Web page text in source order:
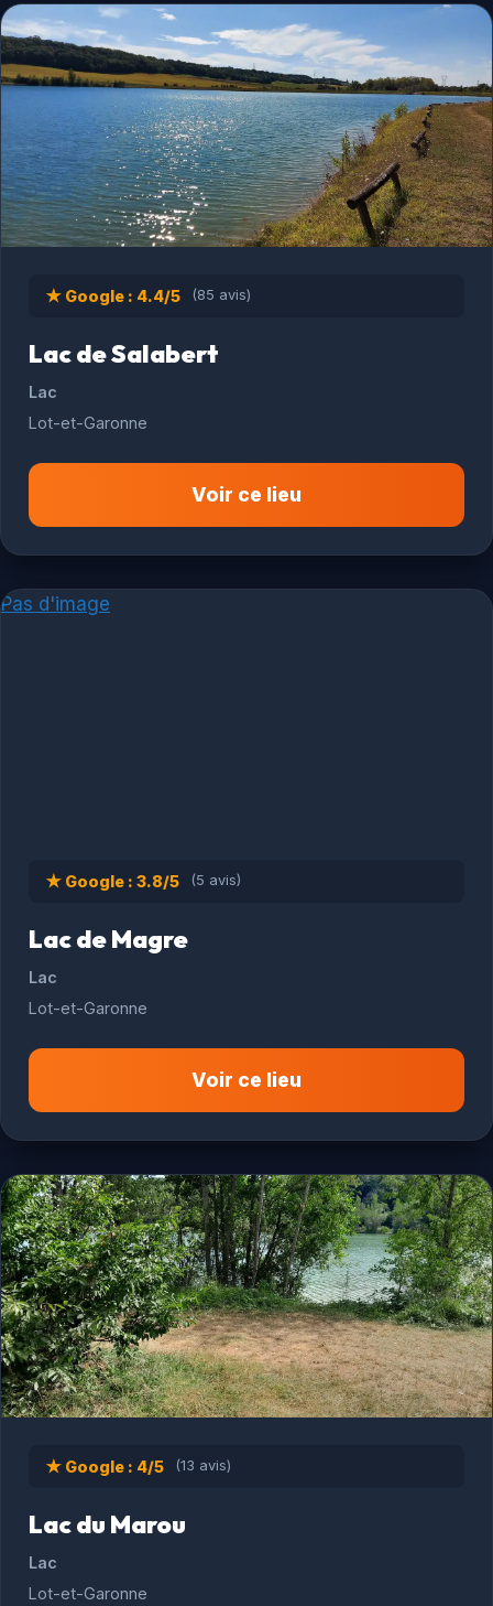
★ Google : 4.4/5 (85 avis)
Lac de Salabert
Lac
Lot-et-Garonne
Voir ce lieu
Pas d'image
★ Google : 3.8/5 (5 avis)
Lac de Magre
Lac
Lot-et-Garonne
Voir ce lieu
★ Google : 4/5 (13 avis)
Lac du Marou
Lac
Lot-et-Garonne